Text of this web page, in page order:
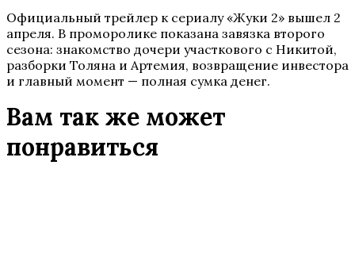
Официальный трейлер к сериалу «Жуки 2» вышел 2
апреля. В проморолике показана завязка второго
сезона: знакомство дочери участкового с Никитой,
разборки Толяна и Артемия, возвращение инвестора
и главный момент — полная сумка денег.
Вам так же может
понравиться